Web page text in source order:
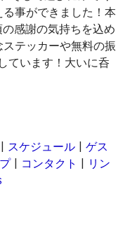
事ができました！本
感謝の気持ちを込め
テッカーや無料の振
ています！大いに呑
スケジュール
ゲス
| コンタクト
リン